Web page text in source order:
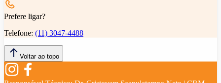
Prefere ligar?
Telefone: (11) 3047-4488
Voltar ao topo